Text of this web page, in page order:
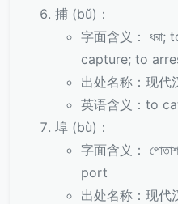
捕 (bǔ)：
字面含义：
capture; to
出处名称：现代
英语含义：to
埠 (bù)：
字面含义：
port
出处名称：现代